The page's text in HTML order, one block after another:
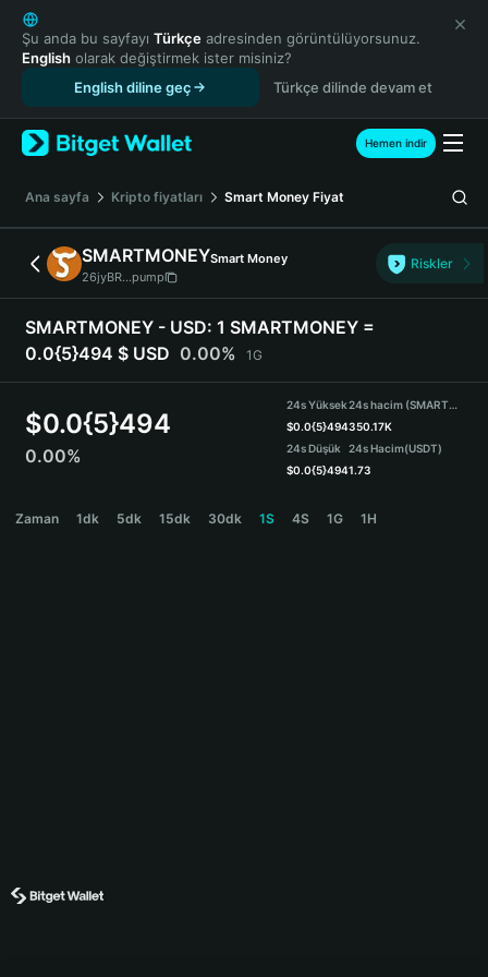
English
日本語
Tiếng Việt
Español (Latinoamérica)
Türkçe
Français
Deutsch
简体中文
繁體中文
Português (Portugal)
Bahasa Indonesia
ภาษาไทย
हिन्दी
Español
Português (Brasil)
Şu anda bu sayfayı Türkçe adresinden görüntülüyorsunuz.
English olarak değiştirmek ister misiniz?
English diline geç
Türkçe dilinde devam et
Hemen indir
Ana sayfa Kripto fiyatları Smart Money Fiyat
SMARTMONEYSmart Money
26jyBR...pump
Riskler
SMARTMONEY - USD: 1 SMARTMONEY =
0.0{5}494 $ USD 0.00% 1G
$0.0{5}494
0.00%
24s Yüksek
$0.0{5}494
24s Düşük
$0.0{5}494
24s hacim (SMARTMONEY)
350.17K
24s Hacim(USDT)
1.73
Zaman 1dk 5dk 15dk 30dk 1S 4S 1G 1H